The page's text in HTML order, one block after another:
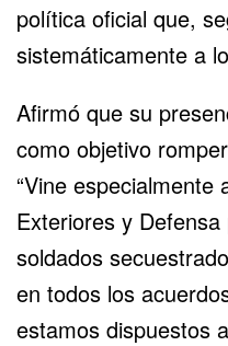
política oficial que,
sistemáticamente a
Afirmó que su
como objetivo
“Vine especialmente
Exteriores y
soldados
en todos los
estamos dispuestos